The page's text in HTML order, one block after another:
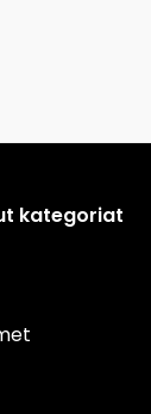
kategoriat